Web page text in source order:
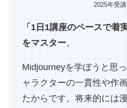
2025年受講
「1日1講座のペースで
をマスター。
Midjourneyを学ぼうと思
ャラクターの一貫性や作
たからです。将来的には